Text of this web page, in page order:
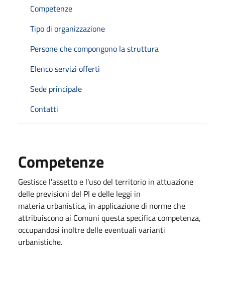
Competenze
Tipo di organizzazione
Persone che compongono la struttura
Elenco servizi offerti
Sede principale
Contatti
Competenze
Gestisce l'assetto e l'uso del territorio in attuazione
delle previsioni del PI e delle leggi in
materia urbanistica, in applicazione di norme che
attribuiscono ai Comuni questa specifica competenza,
occupandosi inoltre delle eventuali varianti
urbanistiche.